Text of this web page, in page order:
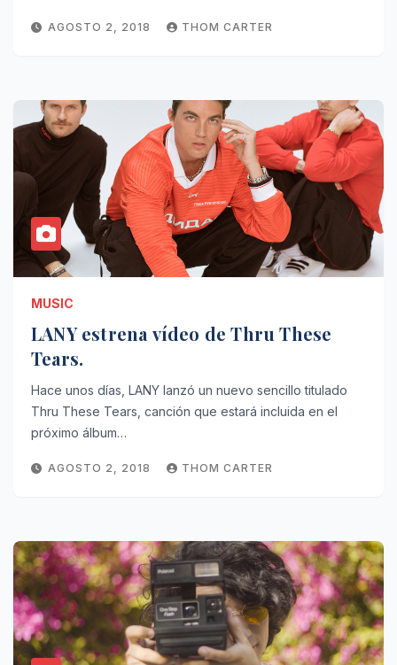
AGOSTO 2, 2018 THOM CARTER
MUSIC
LANY estrena vídeo de Thru These
Tears.
Hace unos días, LANY lanzó un nuevo sencillo titulado
Thru These Tears, canción que estará incluida en el
próximo álbum…
AGOSTO 2, 2018 THOM CARTER